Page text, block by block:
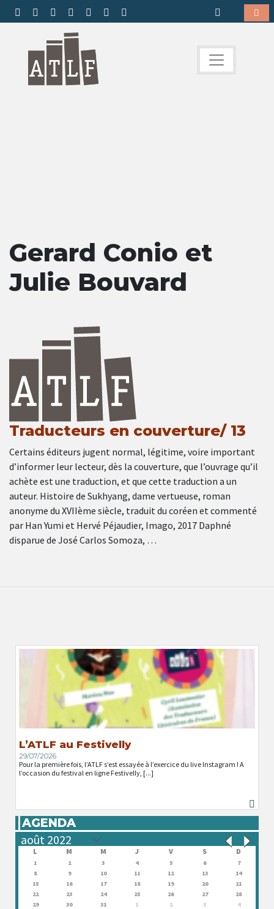
Gerard Conio et
Julie Bouvard
Traducteurs en couverture/ 13
Certains éditeurs jugent normal, légitime, voire important
d’informer leur lecteur, dès la couverture, que l’ouvrage qu’il
achète est une traduction, et que cette traduction a un
auteur. Histoire de Sukhyang, dame vertueuse, roman
anonyme du XVIIème siècle, traduit du coréen et commenté
par Han Yumi et Hervé Péjaudier, Imago, 2017 Daphné
disparue de José Carlos Somoza, …
L’ATLF au Festivelly
29/07/2026
Pour la première fois, l’ATLF s’est essayée à l’exercice du live Instagram ! A
l’occasion du festival en ligne Festivelly, [...]
AGENDA
L M M J V S D
1 2 3 4 5 6
7
8
9 10 11 12 13
14
15
16 17 18 19 20
21
22
23 24 25 26 27
28
29
30 31 1 2 3 4